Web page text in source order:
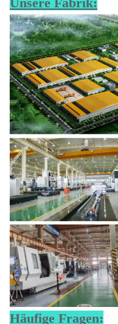
Häufige Fragen: